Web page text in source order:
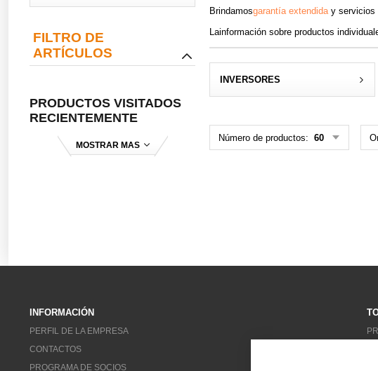
Brindamosgarantía extendida y servicios
Lainformación sobre productos
INVERSORES
Número de productos: 60
FILTRO DE
ARTÍCULOS
PRODUCTOS VISITADOS
RECIENTEMENTE
MOSTRAR MAS
INFORMACIÓN
PERFIL DE LA EMPRESA
CONTACTOS
PROGRAMA DE SOCIOS